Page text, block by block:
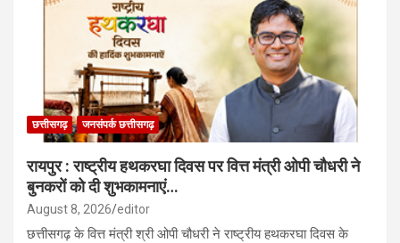
छत्तीसगढ़ जनसंपर्क छत्तीसगढ़
रायपुर : राष्ट्रीय हथकरघा दिवस पर वित्त मंत्री ओपी चौधरी ने
बुनकरों को दी शुभकामनाएं…
August 8, 2026 editor
छत्तीसगढ़ के वित्त मंत्री श्री ओपी चौधरी ने राष्ट्रीय हथकरघा दिवस के